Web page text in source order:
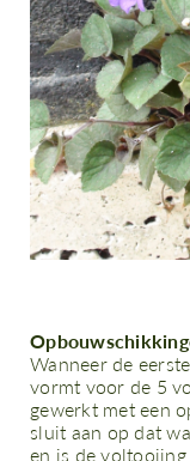
Wanneer de
vormt voor de 5
gewerkt met een
sluit aan op dat
en is de voltooiing